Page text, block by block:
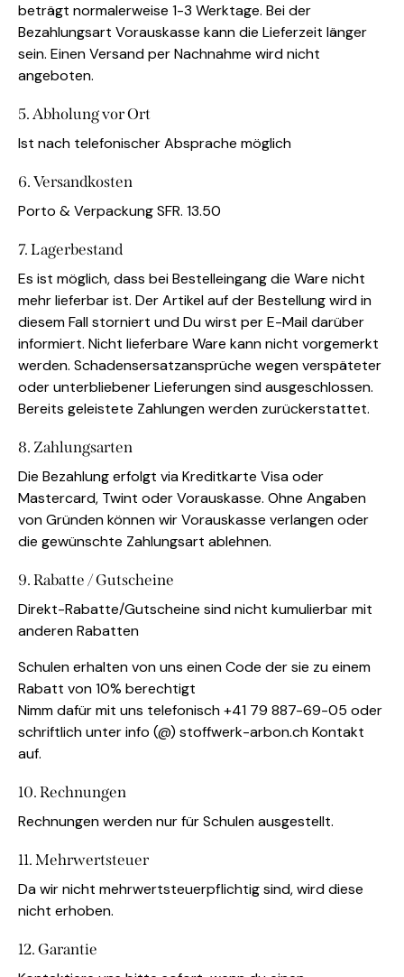
beträgt normalerweise 1-3 Werktage. Bei der
Bezahlungsart Vorauskasse kann die Lieferzeit länger
sein. Einen Versand per Nachnahme wird nicht
angeboten.
5. Abholung vor Ort
Ist nach telefonischer Absprache möglich
6. Versandkosten
Porto & Verpackung SFR. 13.50
7. Lagerbestand
Es ist möglich, dass bei Bestelleingang die Ware nicht
mehr lieferbar ist. Der Artikel auf der Bestellung wird in
diesem Fall storniert und Du wirst per E-Mail darüber
informiert. Nicht lieferbare Ware kann nicht vorgemerkt
werden. Schadensersatzansprüche wegen verspäteter
oder unterbliebener Lieferungen sind ausgeschlossen.
Bereits geleistete Zahlungen werden zurückerstattet.
8. Zahlungsarten
Die Bezahlung erfolgt via Kreditkarte Visa oder
Mastercard, Twint oder Vorauskasse. Ohne Angaben
von Gründen können wir Vorauskasse verlangen oder
die gewünschte Zahlungsart ablehnen.
9. Rabatte / Gutscheine
Direkt-Rabatte/Gutscheine sind nicht kumulierbar mit
anderen Rabatten
Schulen erhalten von uns einen Code der sie zu einem
Rabatt von 10% berechtigt
Nimm dafür mit uns telefonisch +41 79 887-69-05 oder
schriftlich unter info (@) stoffwerk-arbon.ch Kontakt
auf.
10. Rechnungen
Rechnungen werden nur für Schulen ausgestellt.
11. Mehrwertsteuer
Da wir nicht mehrwertsteuerpflichtig sind, wird diese
nicht erhoben.
12. Garantie